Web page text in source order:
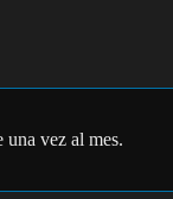
una vez al mes.